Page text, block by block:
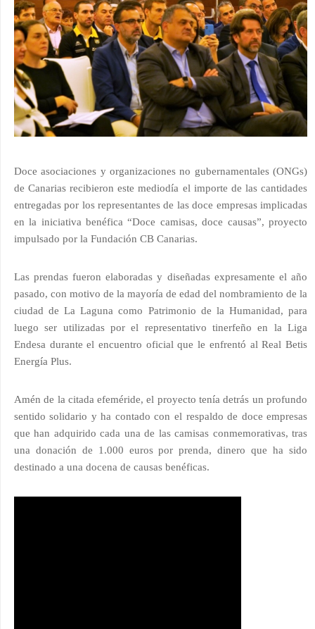
Doce asociaciones y organizaciones no gubernamentales (ONGs)
de Canarias recibieron este mediodía el importe de las cantidades
entregadas por los representantes de las doce empresas implicadas
en la iniciativa benéfica “Doce camisas, doce causas”, proyecto
impulsado por la Fundación CB Canarias.
Las prendas fueron elaboradas y diseñadas expresamente el año
pasado, con motivo de la mayoría de edad del nombramiento de la
ciudad de La Laguna como Patrimonio de la Humanidad, para
luego ser utilizadas por el representativo tinerfeño en la Liga
Endesa durante el encuentro oficial que le enfrentó al Real Betis
Energía Plus.
Amén de la citada efeméride, el proyecto tenía detrás un profundo
sentido solidario y ha contado con el respaldo de doce empresas
que han adquirido cada una de las camisas conmemorativas, tras
una donación de 1.000 euros por prenda, dinero que ha sido
destinado a una docena de causas benéficas.